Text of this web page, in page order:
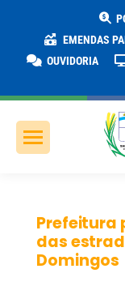
EMENDAS
OUVIDORIA
Prefeitura
das
Domingos